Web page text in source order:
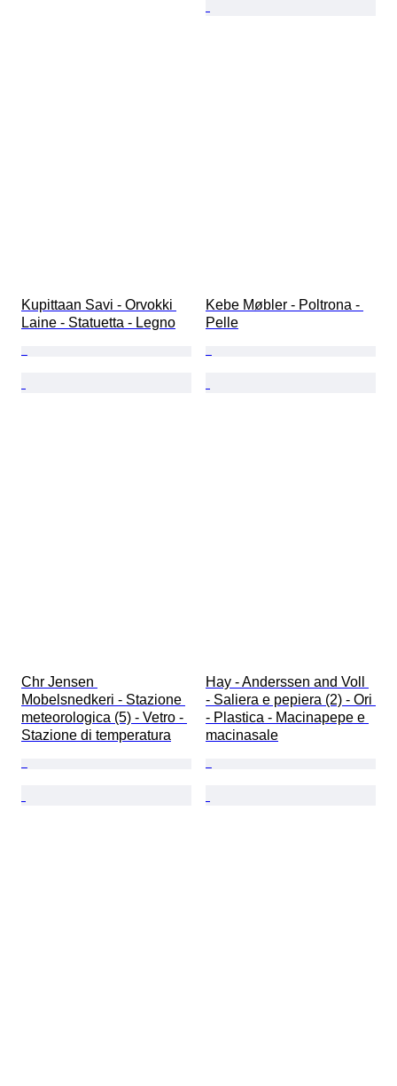
Kupittaan Savi - Orvokki
Laine - Statuetta - Legno
Kebe Møbler - Poltrona -
Pelle
Chr Jensen
Mobelsnedkeri - Stazione
meteorologica (5) - Vetro -
Stazione di temperatura
Hay - Anderssen and Voll
- Saliera e pepiera (2) - Ori
- Plastica - Macinapepe e
macinasale